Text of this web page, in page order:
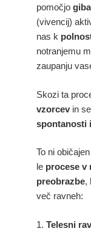
pomočjo
(vivencij)
nas k
notranjemu
zaupanju
Skozi ta
vzorcev in
spontanosti
To ni
le procese v
preobrazbe,
več ravneh:
1. Telesni